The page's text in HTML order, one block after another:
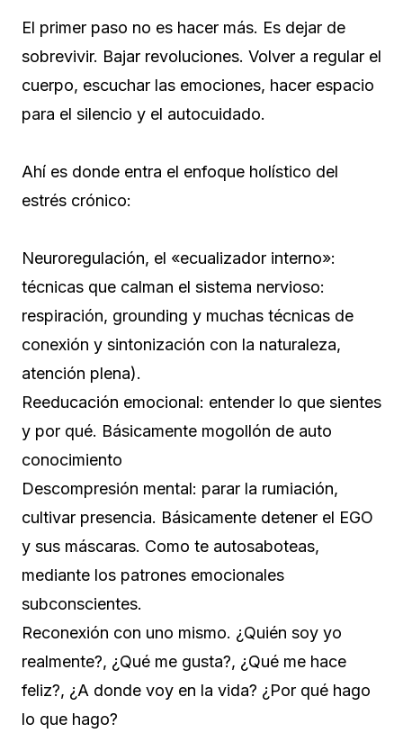
El primer paso no es hacer más. Es dejar de
sobrevivir. Bajar revoluciones. Volver a regular el
cuerpo, escuchar las emociones, hacer espacio
para el silencio y el autocuidado.
Ahí es donde entra el enfoque holístico del
estrés crónico:
Neuroregulación, el «ecualizador interno»:
técnicas que calman el sistema nervioso:
respiración, grounding y muchas técnicas de
conexión y sintonización con la naturaleza,
atención plena).
Reeducación emocional: entender lo que sientes
y por qué. Básicamente mogollón de auto
conocimiento
Descompresión mental: parar la rumiación,
cultivar presencia. Básicamente detener el EGO
y sus máscaras. Como te autosaboteas,
mediante los patrones emocionales
subconscientes.
Reconexión con uno mismo. ¿Quién soy yo
realmente?, ¿Qué me gusta?, ¿Qué me hace
feliz?, ¿A donde voy en la vida? ¿Por qué hago
lo que hago?